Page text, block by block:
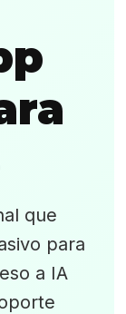
que
para
a IA